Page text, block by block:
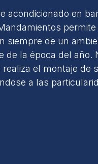
acondicionado en
siempre de un
de la época del año.
el montaje de
a las